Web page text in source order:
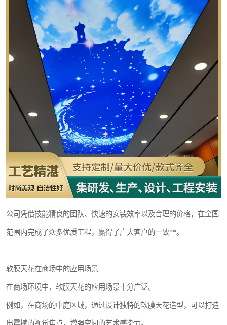
公司凭借技能精良的团队、快速的安装效率以及合理的价格，在全国
范围内完成了众多优质工程，赢得了广大客户的一致**。
软膜天花在商场中的应用场景
在商场环境中，软膜天花的应用场景十分广泛。
例如，在商场的中庭区域，通过设计独特的软膜天花造型，可以打造
出震撼的视觉焦点，增强空间的艺术感染力。